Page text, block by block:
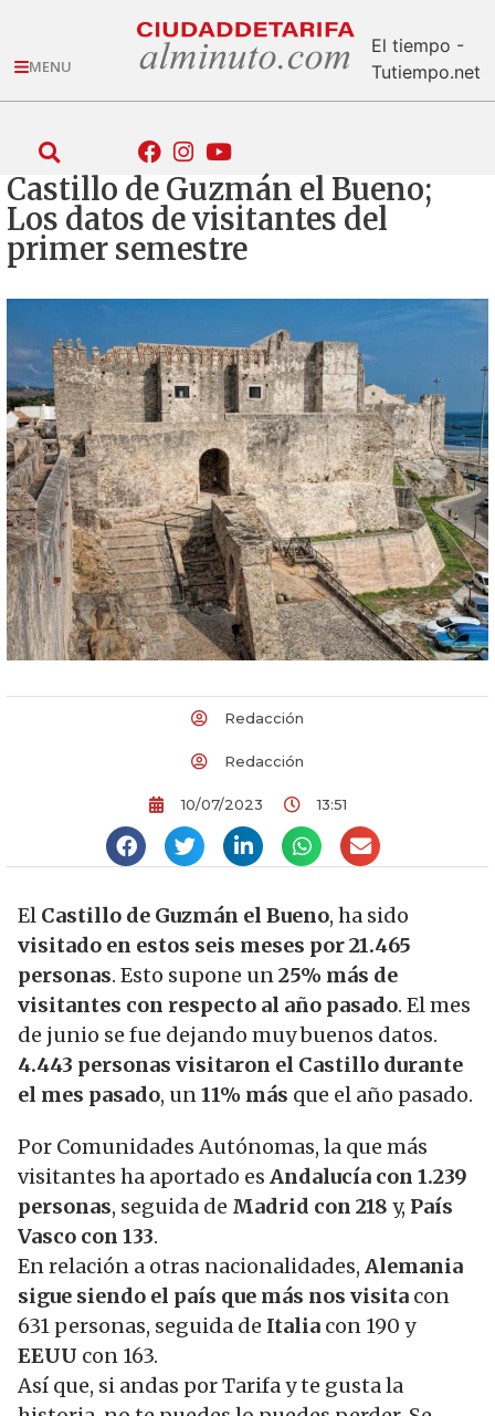
MENU
El tiempo -
Tutiempo.net
Castillo de Guzmán el Bueno;
Los datos de visitantes del
primer semestre
Redacción
Redacción
10/07/2023 13:51
El Castillo de Guzmán el Bueno, ha sido
visitado en estos seis meses por 21.465
personas. Esto supone un25% más de
visitantes con respecto al año pasado. El mes
de junio se fue dejando muy buenos datos.
4.443 personas visitaron el Castillo durante
el mes pasado, un11% más que el año pasado.
Por Comunidades Autónomas, la que más
visitantes ha aportado es Andalucía con 1.239
personas, seguida de Madrid con 218 y, País
Vasco con 133.
En relación a otras nacionalidades, Alemania
sigue siendo el país que más nos visita con
631 personas, seguida de Italia con 190 y
EEUU con 163.
Así que, si andas por Tarifa y te gusta la